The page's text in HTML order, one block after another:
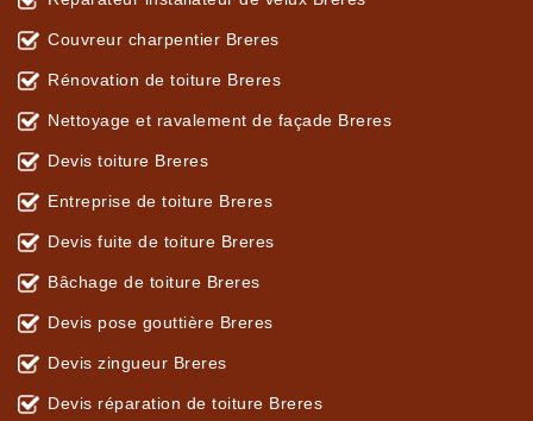
Couvreur charpentier Breres
Rénovation de toiture Breres
Nettoyage et ravalement de façade Breres
Devis toiture Breres
Entreprise de toiture Breres
Devis fuite de toiture Breres
Bâchage de toiture Breres
Devis pose gouttière Breres
Devis zingueur Breres
Devis réparation de toiture Breres